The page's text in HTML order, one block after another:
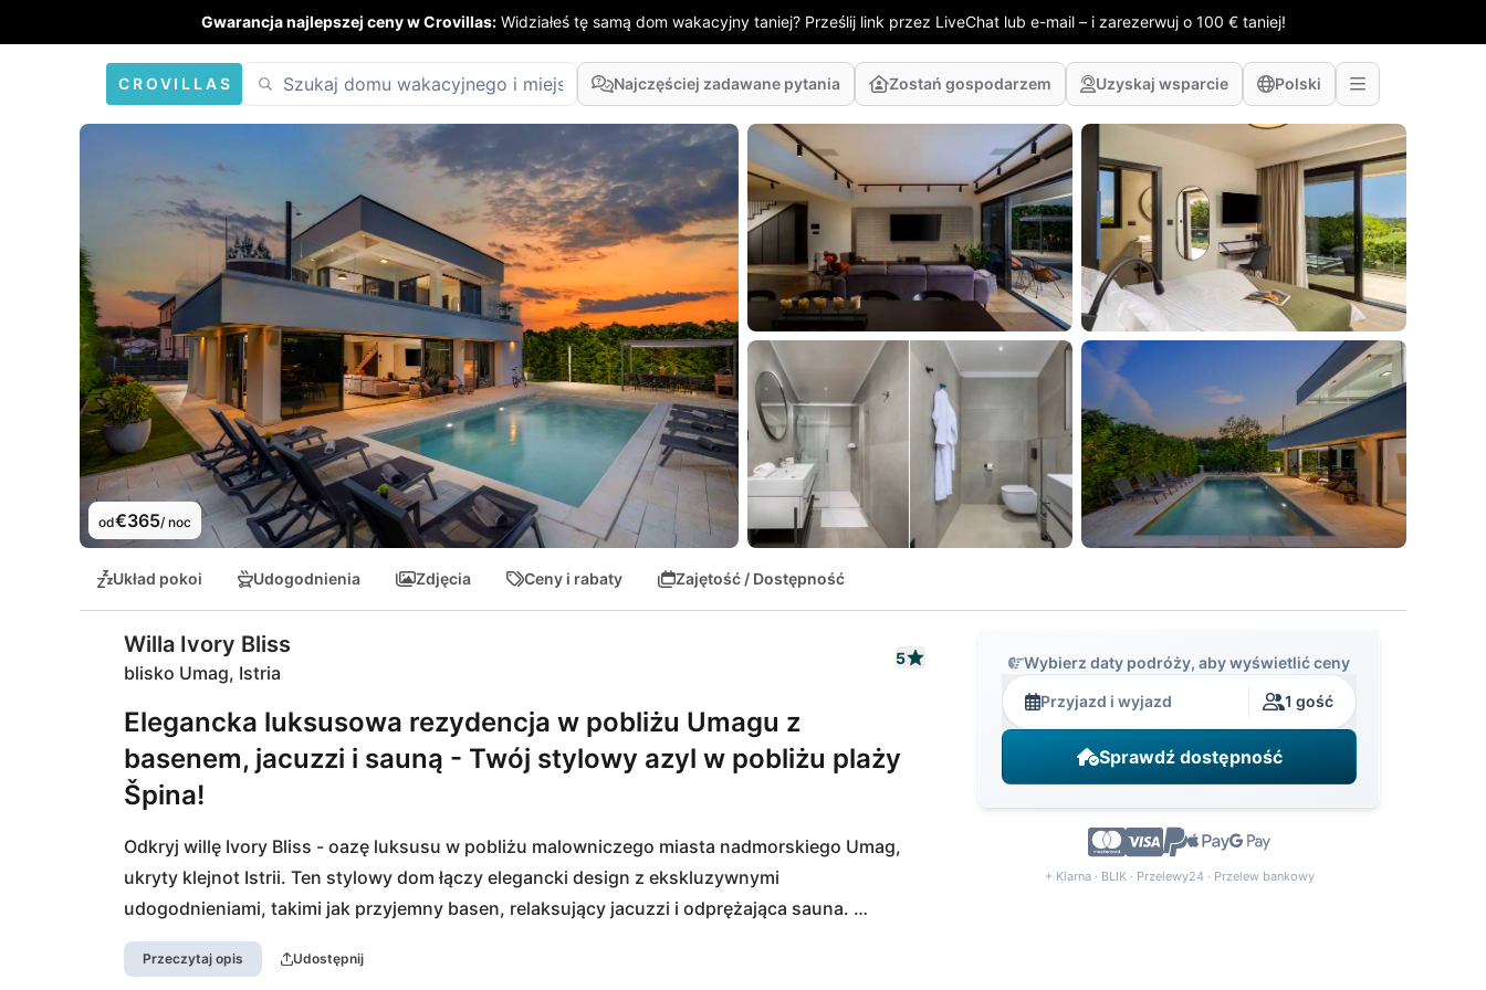
Gwarancja najlepszej ceny w Crovillas: Widziałeś tę samą dom wakacyjny taniej? Prześlij link przez LiveChat lub e-mail – i zarezerwuj o 100 € taniej!
CROVILLAS Najczęściej zadawane pytania Zostań gospodarzem Uzyskaj wsparcie Polski
od€365/ noc
Układ pokoi Udogodnienia Zdjęcia Ceny i rabaty Zajętość / Dostępność
Willa Ivory Bliss
blisko Umag, Istria
5
Elegancka luksusowa rezydencja w pobliżu Umagu z
basenem, jacuzzi i sauną - Twój stylowy azyl w pobliżu plaży
Špina!
Odkryj willę Ivory Bliss - oazę luksusu w pobliżu malowniczego miasta nadmorskiego Umag,
ukryty klejnot Istrii. Ten stylowy dom łączy elegancki design z ekskluzywnymi
udogodnieniami, takimi jak przyjemny basen, relaksujący jacuzzi i odprężająca sauna.
Znajdziesz tu doskonałe miejsce na wypoczynek w pobliżu morza. Ciesz się słonecznymi
dniami na plaży Špina, oddalonej tylko o kilometr, lub zwiedzaj tętniący życiem Umag z jego
Przeczytaj opis Udostępnij
Wybierz daty podróży, aby wyświetlić ceny
Przyjazd i wyjazd 1 gość
Sprawdź dostępność
+ Klarna · BLIK · Przelewy24 · Przelew bankowy